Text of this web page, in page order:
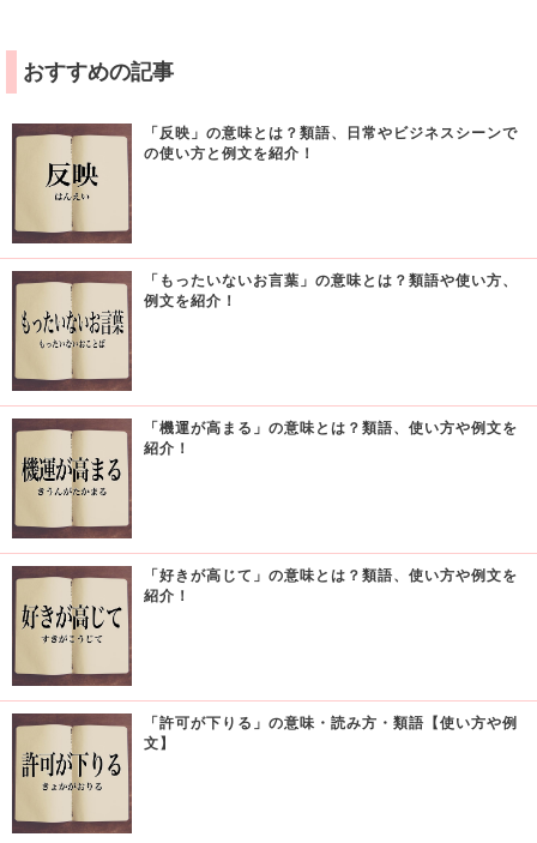
おすすめの記事
「反映」の意味とは？類語、日常やビジネスシーンで
の使い方と例文を紹介！
「もったいないお言葉」の意味とは？類語や使い方、
例文を紹介！
「機運が高まる」の意味とは？類語、使い方や例文を
紹介！
「好きが高じて」の意味とは？類語、使い方や例文を
紹介！
「許可が下りる」の意味・読み方・類語【使い方や例
文】